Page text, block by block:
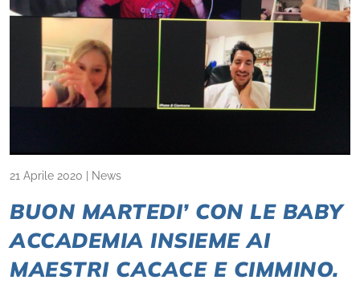
21 Aprile 2020 News
BUON MARTEDI’ CON LE BABY
ACCADEMIA INSIEME AI
MAESTRI CACACE E CIMMINO.